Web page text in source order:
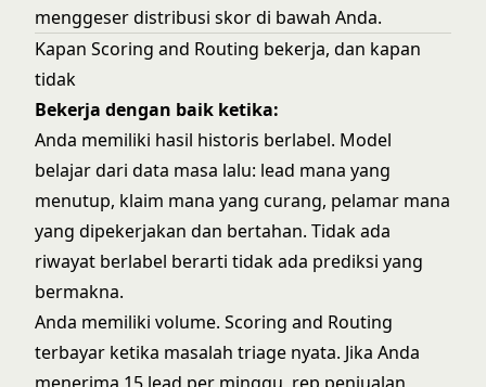
menggeser distribusi skor di bawah Anda.
Kapan Scoring and Routing bekerja, dan kapan
tidak
Bekerja dengan baik ketika:
Anda memiliki hasil historis berlabel. Model
belajar dari data masa lalu: lead mana yang
menutup, klaim mana yang curang, pelamar mana
yang dipekerjakan dan bertahan. Tidak ada
riwayat berlabel berarti tidak ada prediksi yang
bermakna.
Anda memiliki volume. Scoring and Routing
terbayar ketika masalah triage nyata. Jika Anda